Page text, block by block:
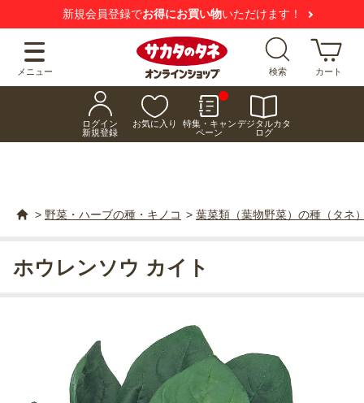
新規会員登録でお得にお買い物いただけます！
メニュー 検索 カート
ログイン
新規登録
お気に入り
特集・キャン
ペーン
デジタルカタ
ログ
> 野菜・ハーブの種・キノコ > 葉菜類（葉物野菜）の種（タネ
ホウレンソウ カイト